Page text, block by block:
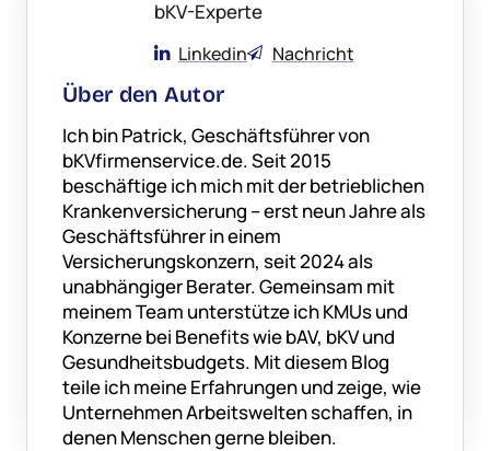
bKV-Experte
Linkedin Nachricht
Über den Autor
Ich bin Patrick, Geschäftsführer von
bKVfirmenservice.de. Seit 2015
beschäftige ich mich mit der betrieblichen
Krankenversicherung – erst neun Jahre als
Geschäftsführer in einem
Versicherungskonzern, seit 2024 als
unabhängiger Berater. Gemeinsam mit
meinem Team unterstütze ich KMUs und
Konzerne bei Benefits wie bAV, bKV und
Gesundheitsbudgets. Mit diesem Blog
teile ich meine Erfahrungen und zeige, wie
Unternehmen Arbeitswelten schaffen, in
denen Menschen gerne bleiben.